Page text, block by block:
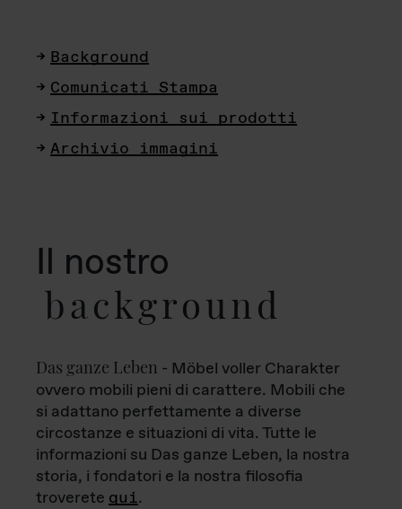
Background
Comunicati Stampa
Informazioni sui prodotti
Archivio immagini
Il nostro
background
Das ganze Leben - Möbel voller Charakter
ovvero mobili pieni di carattere. Mobili che
si adattano perfettamente a diverse
circostanze e situazioni di vita. Tutte le
informazioni su Das ganze Leben, la nostra
storia, i fondatori e la nostra filosofia
troverete qui.